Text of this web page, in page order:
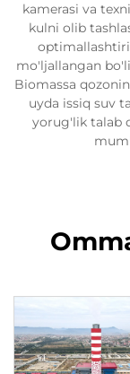
kamerasi va
kulni olib
mo'ljallangan
Biomassa
uyda issiq suv
yorug'lik talab